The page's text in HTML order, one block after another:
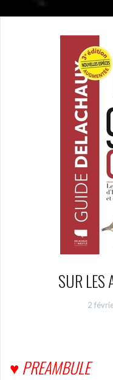
SUR LES
2
♥ PREAMBULE